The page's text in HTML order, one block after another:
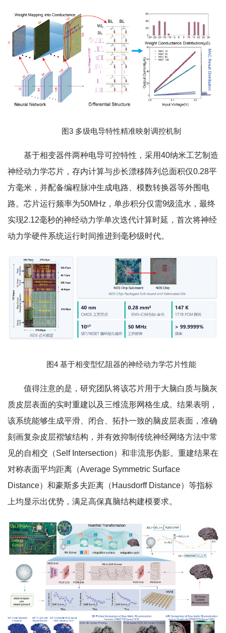
图3 多级电导特性精准映射调控机制
基于相变器件两种电导可控特性，采用40纳米工艺制造
神经动力学芯片，存内计算与步长漂移阵列总面积仅0.28平
方毫米，并配备编程脉冲生成电路、模数转换器等外围电
路。芯片运行频率为50MHz，单步积分仅需9级流水，最终
实现2.12毫秒的神经动力学单次迭代计算时延，首次将神经
动力学硬件系统运行时间推进到毫秒级时代。
图4 基于相变型忆阻器的神经动力学芯片性能
值得注意的是，研究团队将该芯片用于大脑白质与脑灰
质皮层表面的实时重建以及三维流形网格生成。结果表明，
该系统能够生成平滑、闭合、拓扑一致的脑皮层表面，准确
刻画复杂皮层褶皱结构，并有效抑制传统神经网络方法中常
见的自相交（Self Intersection）和非流形伪影。重建结果在
对称表面平均距离（Average Symmetric Surface
Distance）和豪斯多夫距离（Hausdorff Distance）等指标
上均显示出优势，满足高保真脑结构建模要求。